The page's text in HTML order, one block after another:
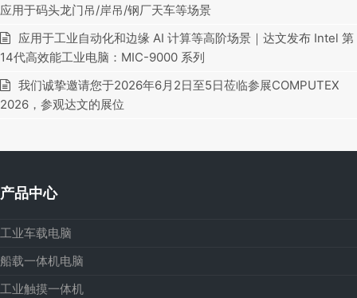
应用于码头龙门吊/岸吊/钢厂天车等场景
应用于工业自动化和边缘 AI 计算等高阶场景｜达文发布 Intel 第
14代高效能工业电脑：MIC-9000 系列
我们诚挚邀请您于2026年6月2日至5日莅临参展COMPUTEX
2026，参观达文的展位
产品中心
工业车载电脑
船载一体机电脑
工业触摸一体机